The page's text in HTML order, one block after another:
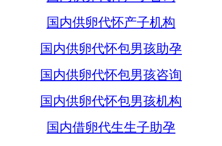
国内供卵代怀产子机构
国内供卵代怀包男孩助孕
国内供卵代怀包男孩咨询
国内供卵代怀包男孩机构
国内借卵代生生子助孕